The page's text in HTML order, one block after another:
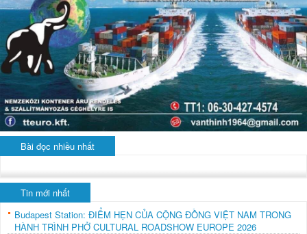
Bài đọc nhiều nhất
Tin mới nhất
Budapest Station: ĐIỂM HẸN CỦA CỘNG ĐỒNG VIỆT NAM TRONG
HÀNH TRÌNH PHỞ CULTURAL ROADSHOW EUROPE 2026